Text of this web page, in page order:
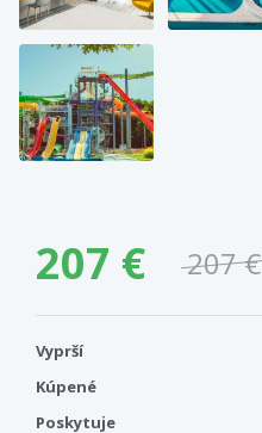
207 € 207 €
Vyprší
Kúpené
Poskytuje